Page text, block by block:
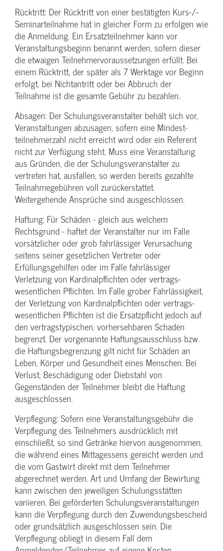
Rücktritt: Der Rücktritt von einer bestätigten Kurs-/­
Seminarteilnahme hat in gleicher Form zu erfolgen wie
die Anmeldung. Ein Ersatzteilnehmer kann vor
Veranstaltungs­beginn benannt werden, sofern dieser
die etwaigen Teilnehmer­voraussetzungen erfüllt. Bei
einem Rücktritt, der später als 7 Werktage vor Beginn
erfolgt, bei Nichtantritt oder bei Abbruch der
Teilnahme ist die gesamte Gebühr zu bezahlen.
Absagen: Der Schulungs­veranstalter behält sich vor,
Veranstaltungen abzusagen, sofern eine Mindest­
teilnehmerzahl nicht erreicht wird oder ein Referent
nicht zur Verfügung steht. Muss eine Veranstaltung
aus Gründen, die der Schulungs­veranstalter zu
vertreten hat, ausfallen, so werden bereits gezahlte
Teilnahme­gebühren voll zurückerstattet.
Weitergehende Ansprüche sind ausgeschlossen.
Haftung: Für Schäden - gleich aus welchem
Rechtsgrund - haftet der Veranstalter nur im Falle
vorsätzlicher oder grob fahrlässiger Verursachung
seitens seiner gesetzlichen Vertreter oder
Erfüllungsgehilfen oder im Falle fahrlässiger
Verletzung von Kardinalpflichten oder vertrags­
wesentlichen Pflichten. Im Falle grober Fahrlässigkeit,
der Verletzung von Kardinalpflichten oder vertrags­
wesentlichen Pflichten ist die Ersatzpflicht jedoch auf
den vertragstypischen, vorhersehbaren Schaden
begrenzt. Der vorgenannte Haftungs­ausschluss bzw.
die Haftungs­begrenzung gilt nicht für Schäden an
Leben, Körper und Gesundheit eines Menschen. Bei
Verlust, Beschädigung oder Diebstahl von
Gegenständen der Teilnehmer bleibt die Haftung
ausgeschlossen.
Verpflegung: Sofern eine Veranstaltungs­gebühr die
Verpflegung des Teilnehmers ausdrücklich mit
einschließt, so sind Getränke hiervon ausgenommen,
die während eines Mittagessens gereicht werden und
die vom Gastwirt direkt mit dem Teilnehmer
abgerechnet werden. Art und Umfang der Bewirtung
kann zwischen den jeweiligen Schulungsstätten
variieren. Bei geförderten Schulungs­veranstaltungen
kann die Verpflegung durch den Zuwendungs­bescheid
oder grundsätzlich ausgeschlossen sein. Die
Verpflegung obliegt in diesem Fall dem